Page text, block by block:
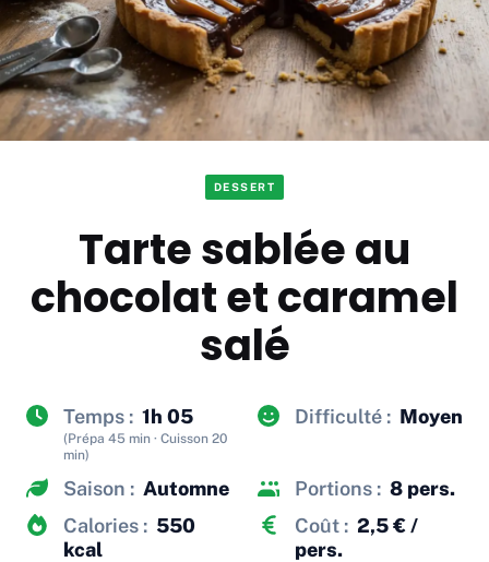
DESSERT
Tarte sablée au
chocolat et caramel
salé
Temps : 1h 05
(Prépa 45 min · Cuisson 20
min)
Difficulté : Moyen
Saison : Automne Portions : 8 pers.
Calories : 550
kcal
Coût : 2,5 € /
pers.